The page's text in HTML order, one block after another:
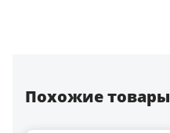
Похожие товары